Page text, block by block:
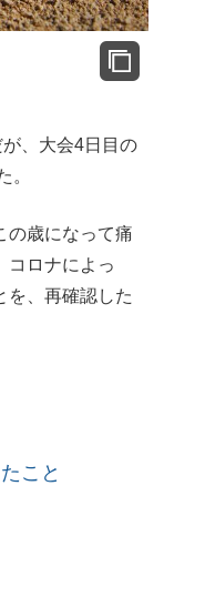
、大会4日目の
。
の歳になって痛
コロナによっ
を、再確認した
こと